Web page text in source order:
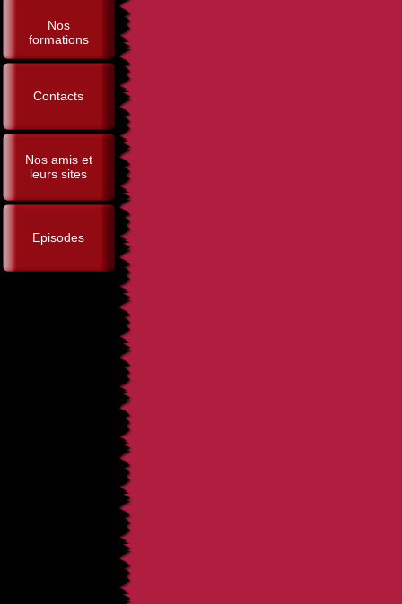
Nos
formations
Contacts
Nos amis et
leurs sites
Episodes